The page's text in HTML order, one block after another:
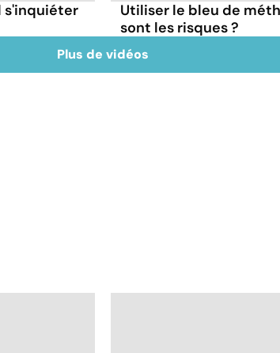
s'inquiéter
Utiliser le bleu de
sont les risques ?
Plus de vidéos